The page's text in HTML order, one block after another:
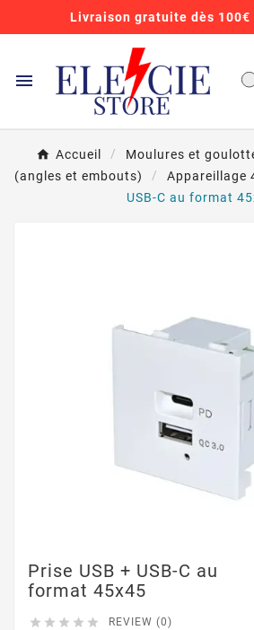
Livraison gratuite dès 100€

Accueil Moulures et
(angles et embouts)
Appareillage
USB-C au format
Prise USB + USB-C au
format 45x45
     REVIEW (0)